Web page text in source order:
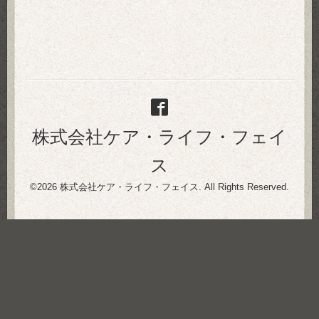
株式会社ケア・ライフ・フェイ
ス
©2026 株式会社ケア・ライフ・フェイス . All Rights Reserved.